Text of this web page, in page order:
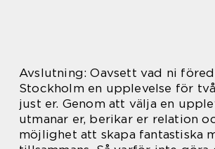
Avslutning: Oavsett vad ni
Stockholm en upplevelse för
just er. Genom att välja en
utmanar er, berikar er relation
möjlighet att skapa fantastiska